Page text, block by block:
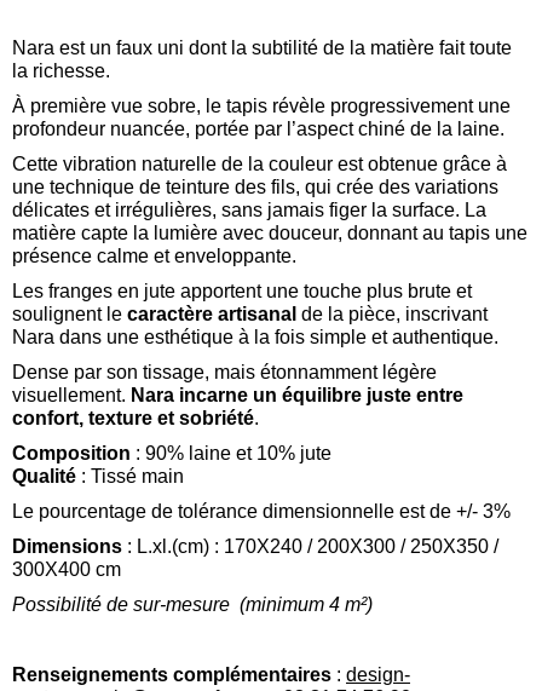
Nara est un faux uni dont la subtilité de la matière fait toute
la richesse.
À première vue sobre, le tapis révèle progressivement une
profondeur nuancée, portée par l’aspect chiné de la laine.
Cette vibration naturelle de la couleur est obtenue grâce à
une technique de teinture des fils, qui crée des variations
délicates et irrégulières, sans jamais figer la surface. La
matière capte la lumière avec douceur, donnant au tapis une
présence calme et enveloppante.
Les franges en jute apportent une touche plus brute et
soulignent le caractère artisanal de la pièce, inscrivant
Nara dans une esthétique à la fois simple et authentique.
Dense par son tissage, mais étonnamment légère
visuellement. Nara incarne un équilibre juste entre
confort, texture et sobriété.
Composition : 90% laine et 10% jute
Qualité : Tissé main
Le pourcentage de tolérance dimensionnelle est de +/- 3%
Dimensions : L.xl.(cm) : 170X240 / 200X300 / 250X350 /
300X400 cm
Possibilité de sur-mesure (minimum 4 m²)
Renseignements complémentaires : design-